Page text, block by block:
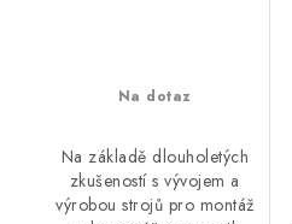
Na dotaz
Na základě dlouholetých
zkušeností s vývojem a
výrobou strojů pro montáž